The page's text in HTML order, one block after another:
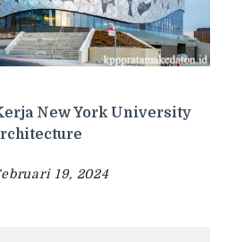
New York University
19, 2024